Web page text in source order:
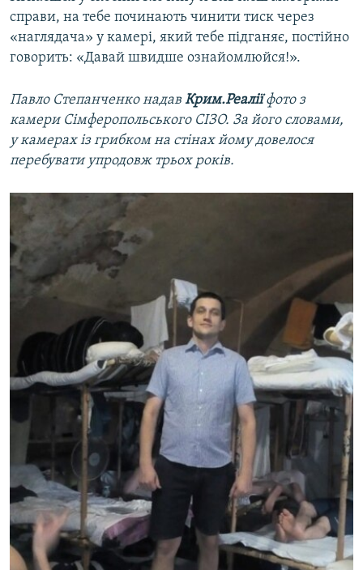
справи, на тебе починають чинити тиск через
«наглядача» у камері, який тебе підганяє, постійно
говорить: «Давай швидше ознайомлюйся!».
Павло Степанченко надав Крим.Реаліїфото з
камери Сімферопольського СІЗО. За його словами,
у камерах із грибком на стінах йому довелося
перебувати упродовж трьох років.